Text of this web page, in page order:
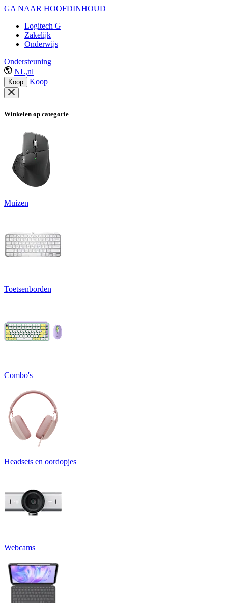
GA NAAR HOOFDINHOUD
Logitech G
Zakelijk
Onderwijs
Ondersteuning
NL,nl
Koop Koop
Winkelen op categorie
Muizen
Toetsenborden
Combo's
Headsets en oordopjes
Webcams